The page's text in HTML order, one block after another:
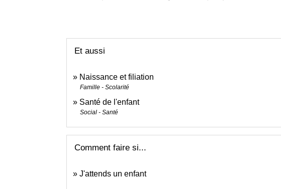
Et aussi
Naissance et filiation
Famille - Scolarité
Santé de l'enfant
Social - Santé
Comment faire si...
J'attends un enfant